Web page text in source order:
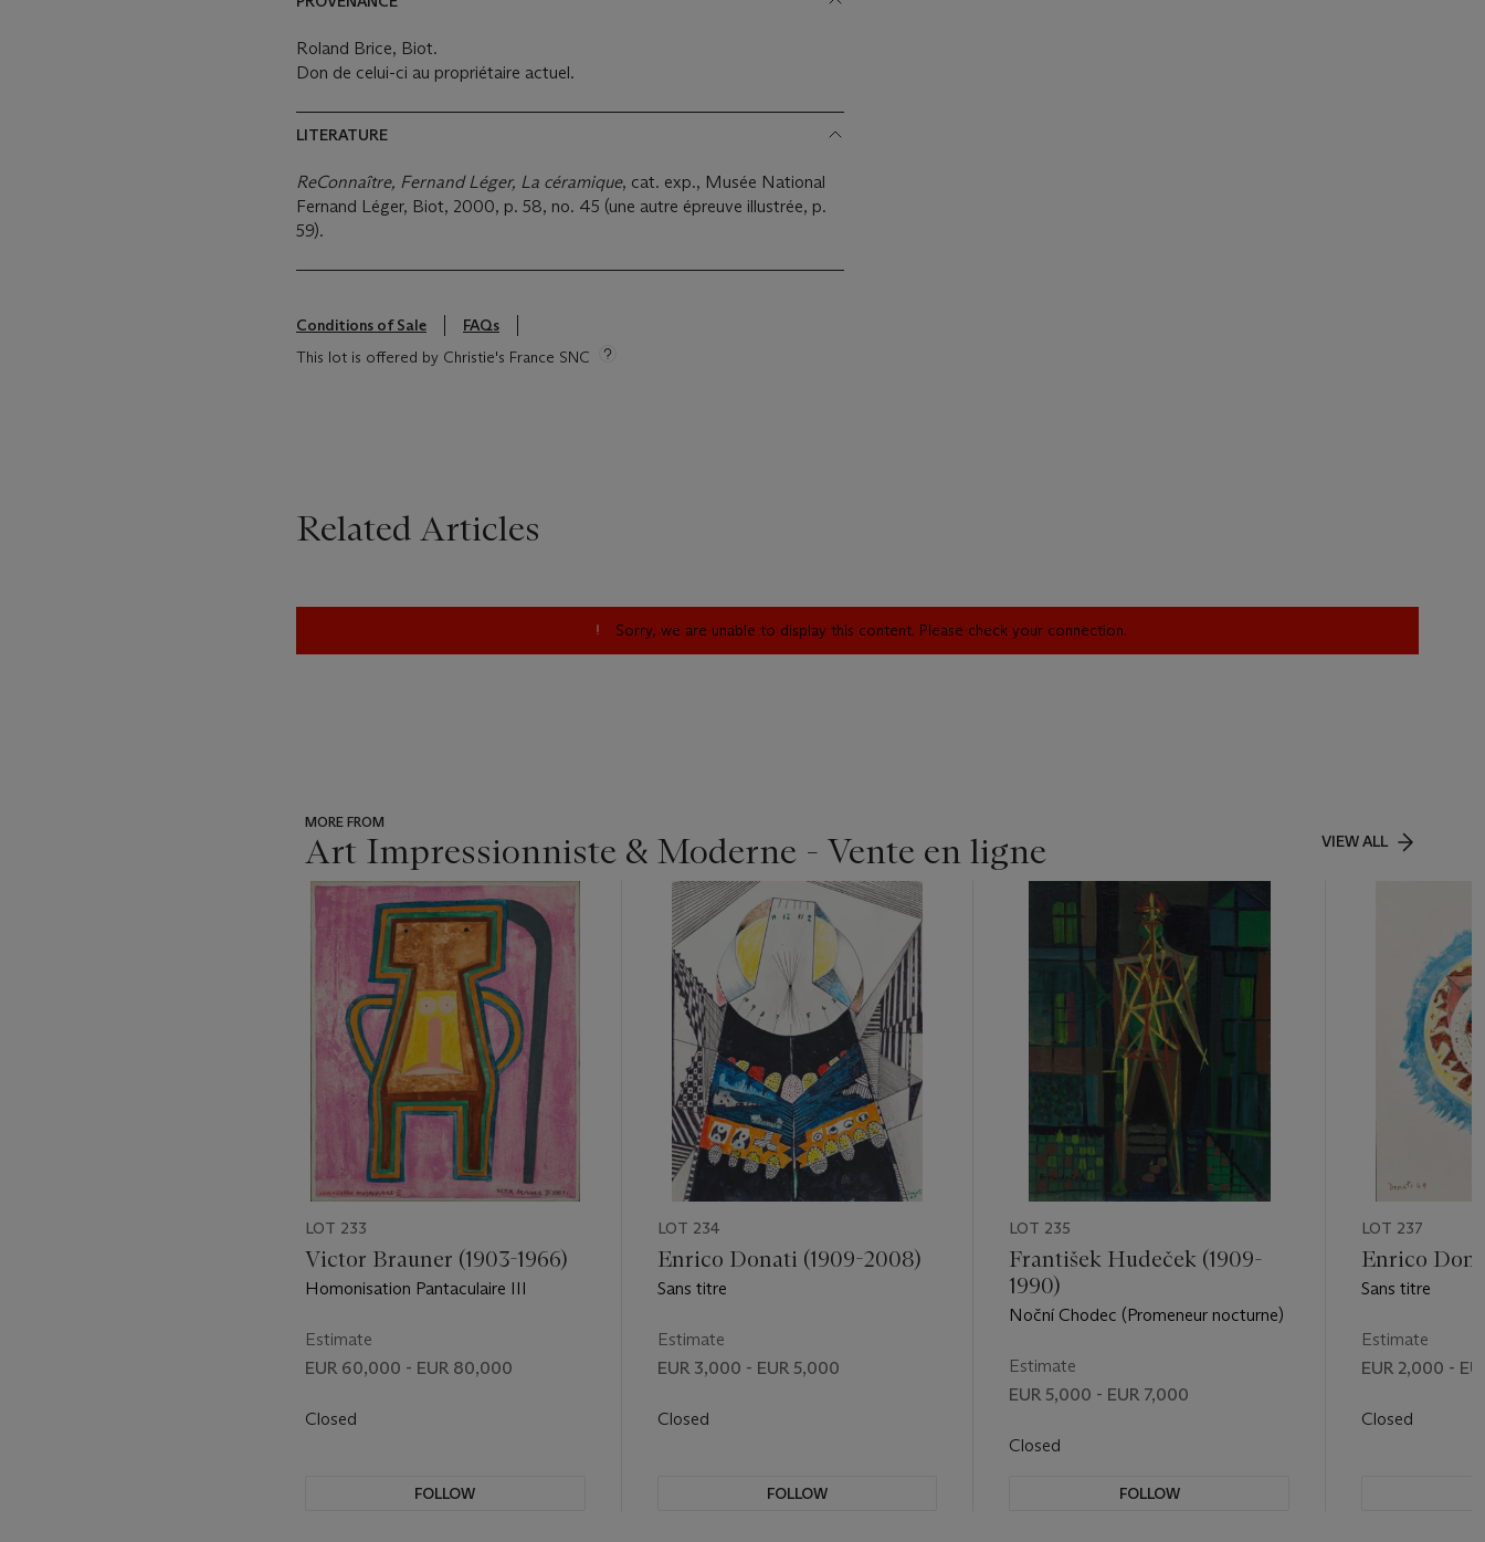
Roland Brice, Biot.
Don de celui-ci au propriétaire actuel.
LITERATURE
ReConnaître, Fernand Léger, La céramique, cat. exp., Musée National
Fernand Léger, Biot, 2000, p. 58, no. 45 (une autre épreuve illustrée, p.
59).
Conditions of Sale
FAQs
This lot is offered by Christie's France SNC
Related Articles
Sorry, we are unable to display this content. Please check your connection.
MORE FROM
Art Impressionniste & Moderne - Vente en ligne VIEW ALL
???
item_current_of_total_txt
LOT 233
Victor Brauner (1903-1966)
Homonisation Pantaculaire III
Estimate
EUR 60,000 - EUR 80,000
Closed
FOLLOW
LOT 234
Enrico Donati (1909-2008)
Sans titre
Estimate
EUR 3,000 - EUR 5,000
Closed
FOLLOW
LOT 235
František Hudeček (1909-
1990)
Noční Chodec (Promeneur nocturne)
Estimate
EUR 5,000 - EUR 7,000
Closed
FOLLOW
LOT 237
Enrico
Sans titre
Estimate
EUR 2,000 -
Closed